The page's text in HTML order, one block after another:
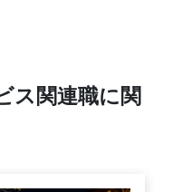
ス関連職に関